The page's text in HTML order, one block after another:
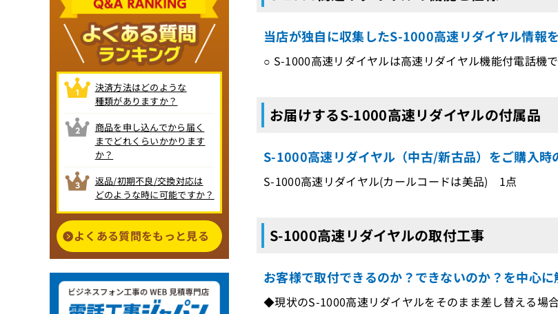
当店が独自に収集したS-1000高速リダイヤル情報
○ S-1000高速リダイヤルは高速リダイヤル機能付電話機
お届けするS-1000高速リダイヤルの付属品
S-1000高速リダイヤル（中古/新古品）をご購入時
S-1000高速リダイヤル(カールコードは美品) 1点
S-1000高速リダイヤルの取付工事
お客様で取付できるのか？できないのか？を中心
◆現状のS-1000高速リダイヤルをそのまま差し替える場
決済方法はどのような
種類がありますか？
商品を申し込んでから届く
までどれくらいかかります
か？
返品/初期不良/交換対応は
どのような時に可能ですか？
よくある質問をもっと見る